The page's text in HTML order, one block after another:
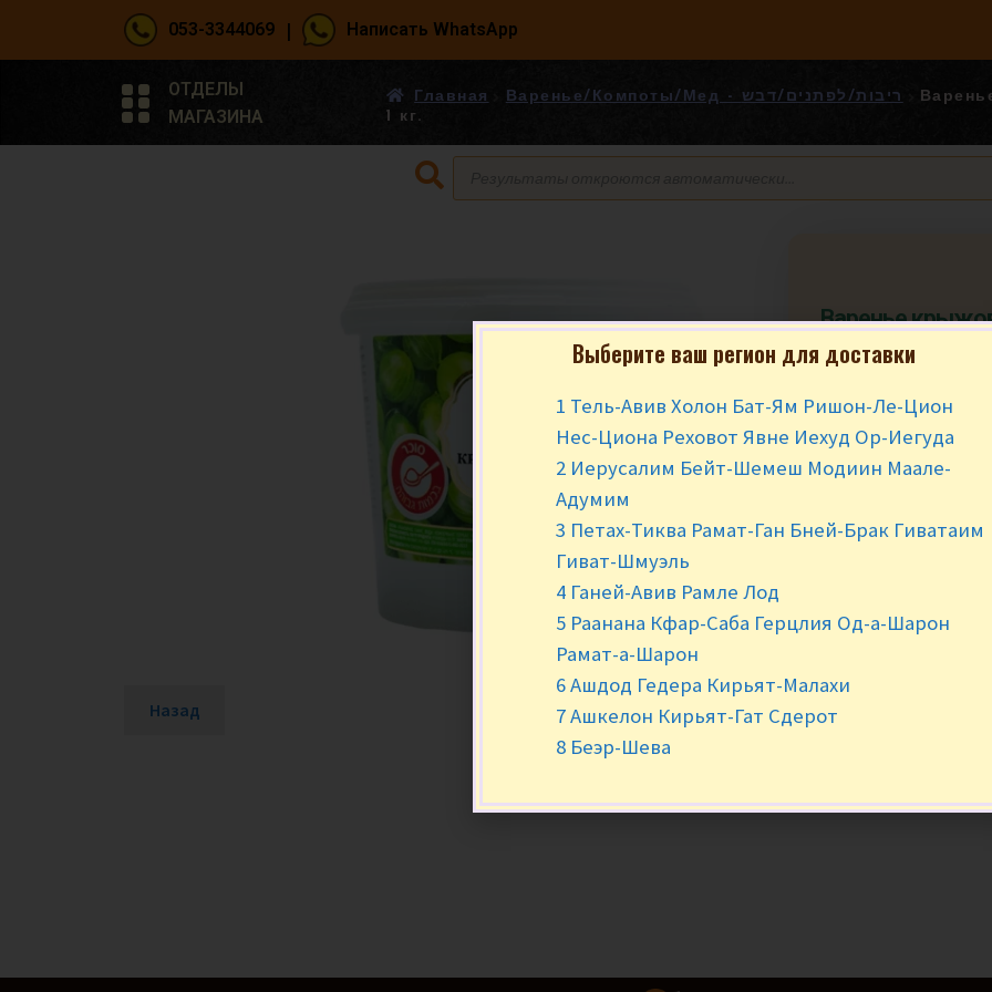
053-3344069 | Написать WhatsApp
ОТДЕЛЫ
МАГАЗИНА
Главная Варенье/Компоты/Мед - ריבות/לפתנים/דבש
1 кг.
Варенье
Империя
39.90
В наличии
- +
Назад
Выберите ваш регион для доставки
1 Тель-Авив Холон Бат-Ям Ришон-Ле-Цион
Нес-Циона Реховот Явне Иехуд Ор-Иегуда
2 Иерусалим Бейт-Шемеш Модиин Маале-
Адумим
3 Петах-Тиква Рамат-Ган Бней-Брак Гиватаим
Гиват-Шмуэль
4 Ганей-Авив Рамле Лод
5 Раанана Кфар-Саба Герцлия Од-а-Шарон
Рамат-а-Шарон
6 Ашдод Гедера Кирьят-Малахи
7 Ашкелон Кирьят-Гат Сдерот
8 Беэр-Шева